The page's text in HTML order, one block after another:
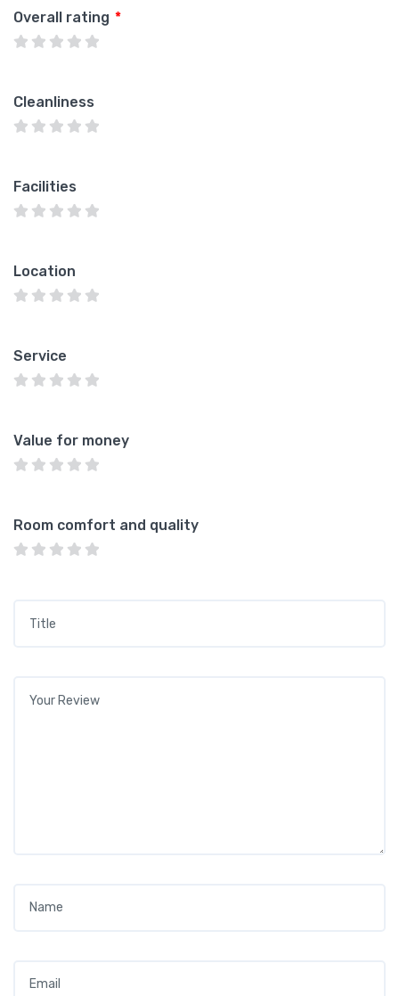
Overall rating *
Cleanliness
Facilities
Location
Service
Value for money
Room comfort and quality